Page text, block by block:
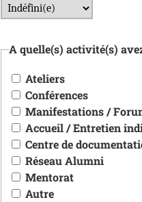
A quelle(s) activité(s)
Ateliers
Conférences
Manifestations /
Accueil / Entretien
Centre de
Réseau Alumni
Mentorat
Autre